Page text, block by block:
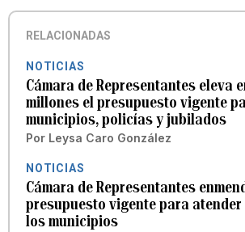
RELACIONADAS
NOTICIAS
Cámara de Representantes eleva
millones el presupuesto vigente
municipios, policías y jubilados
Por Leysa Caro González
NOTICIAS
Cámara de Representantes
presupuesto vigente para atender
los municipios